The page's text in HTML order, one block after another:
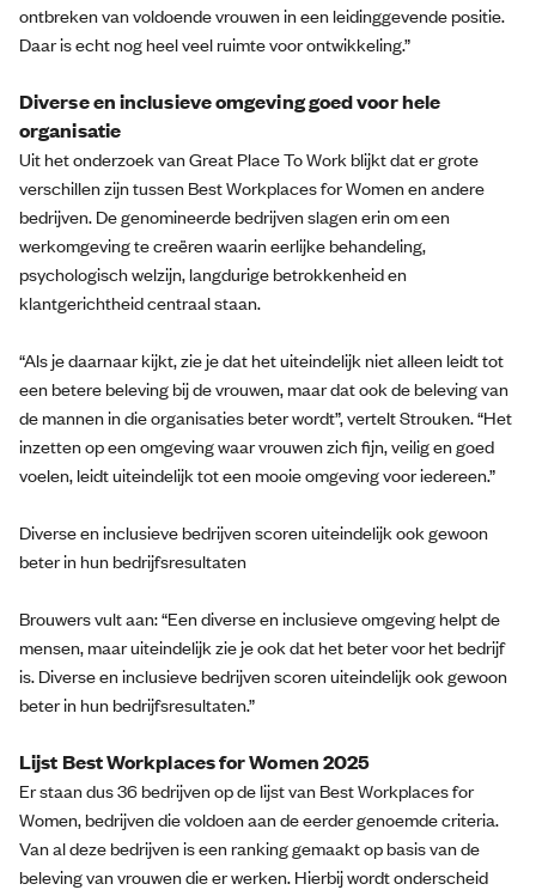
ontbreken van voldoende vrouwen in een leidinggevende positie.
Daar is echt nog heel veel ruimte voor ontwikkeling.”
Diverse en inclusieve omgeving goed voor hele
organisatie
Uit het onderzoek van Great Place To Work blijkt dat er grote
verschillen zijn tussen Best Workplaces for Women en andere
bedrijven. De genomineerde bedrijven slagen erin om een
werkomgeving te creëren waarin eerlijke behandeling,
psychologisch welzijn, langdurige betrokkenheid en
klantgerichtheid centraal staan.
“Als je daarnaar kijkt, zie je dat het uiteindelijk niet alleen leidt tot
een betere beleving bij de vrouwen, maar dat ook de beleving van
de mannen in die organisaties beter wordt”, vertelt Strouken. “Het
inzetten op een omgeving waar vrouwen zich fijn, veilig en goed
voelen, leidt uiteindelijk tot een mooie omgeving voor iedereen.”
Diverse en inclusieve bedrijven scoren uiteindelijk ook gewoon
beter in hun bedrijfsresultaten
Brouwers vult aan: “Een diverse en inclusieve omgeving helpt de
mensen, maar uiteindelijk zie je ook dat het beter voor het bedrijf
is. Diverse en inclusieve bedrijven scoren uiteindelijk ook gewoon
beter in hun bedrijfsresultaten.”
Lijst Best Workplaces for Women 2025
Er staan dus 36 bedrijven op de lijst van Best Workplaces for
Women, bedrijven die voldoen aan de eerder genoemde criteria.
Van al deze bedrijven is een ranking gemaakt op basis van de
beleving van vrouwen die er werken. Hierbij wordt onderscheid